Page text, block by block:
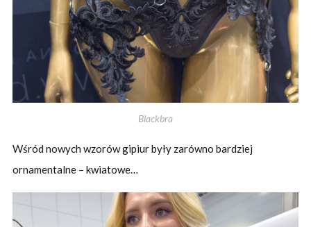
Blackbra
Wśród nowych wzorów gipiur były zarówno bardziej
ornamentalne – kwiatowe…